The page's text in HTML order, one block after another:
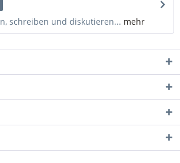
schreiben und diskutieren... mehr